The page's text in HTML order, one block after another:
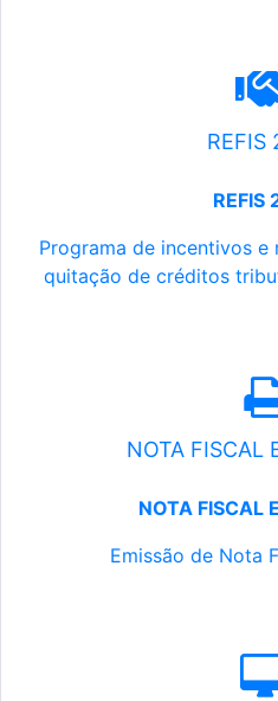
REFIS
REFIS
Programa de incentivos e
quitação de créditos
NOTA FISCAL
NOTA FISCAL
Emissão de Nota